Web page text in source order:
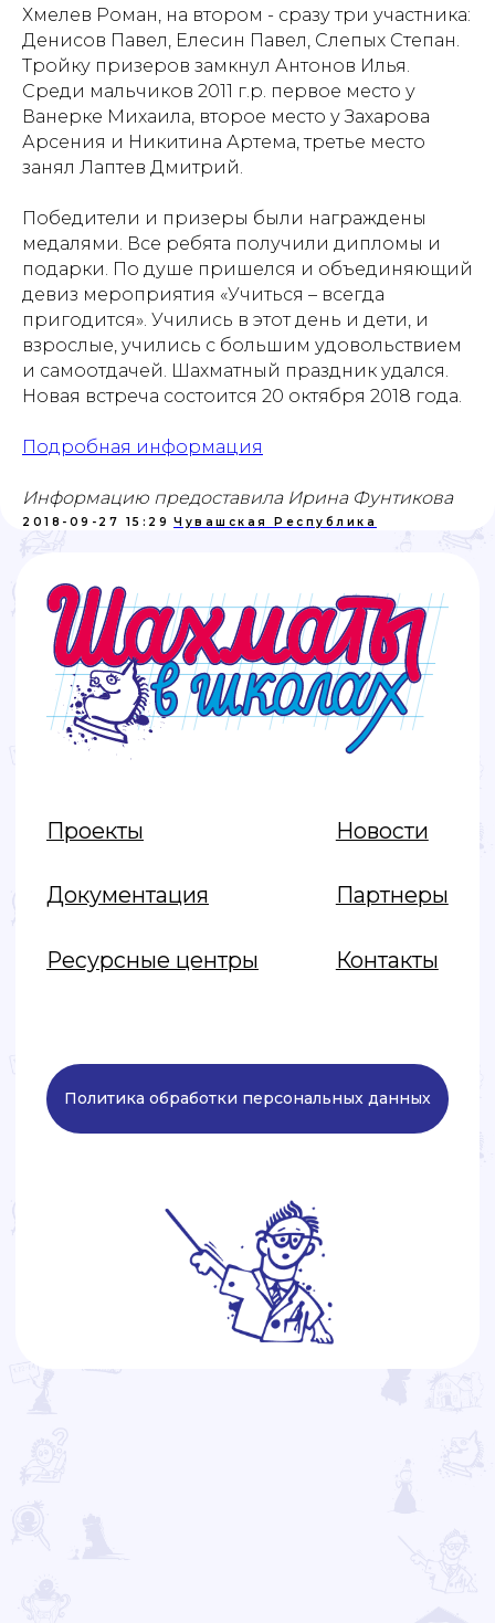
Хмелев Роман, на втором - сразу три участника:
Денисов Павел, Елесин Павел, Слепых Степан.
Тройку призеров замкнул Антонов Илья.
Среди мальчиков 2011 г.р. первое место у
Ванерке Михаила, второе место у Захарова
Арсения и Никитина Артема, третье место
занял Лаптев Дмитрий.
Победители и призеры были награждены
медалями. Все ребята получили дипломы и
подарки. По душе пришелся и объединяющий
девиз мероприятия «Учиться – всегда
пригодится». Учились в этот день и дети, и
взрослые, учились с большим удовольствием
и самоотдачей. Шахматный праздник удался.
Новая встреча состоится 20 октября 2018 года.
Подробная информация
Информацию предоставила Ирина Фунтикова
2018-09-27 15:29 Чувашская Республика
Проекты
Документация
Ресурсные центры
Новости
Партнеры
Контакты
Политика обработки персональных данных